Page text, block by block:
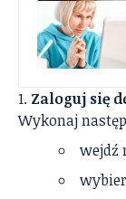
Zaloguj się
Wykonaj
wejdź